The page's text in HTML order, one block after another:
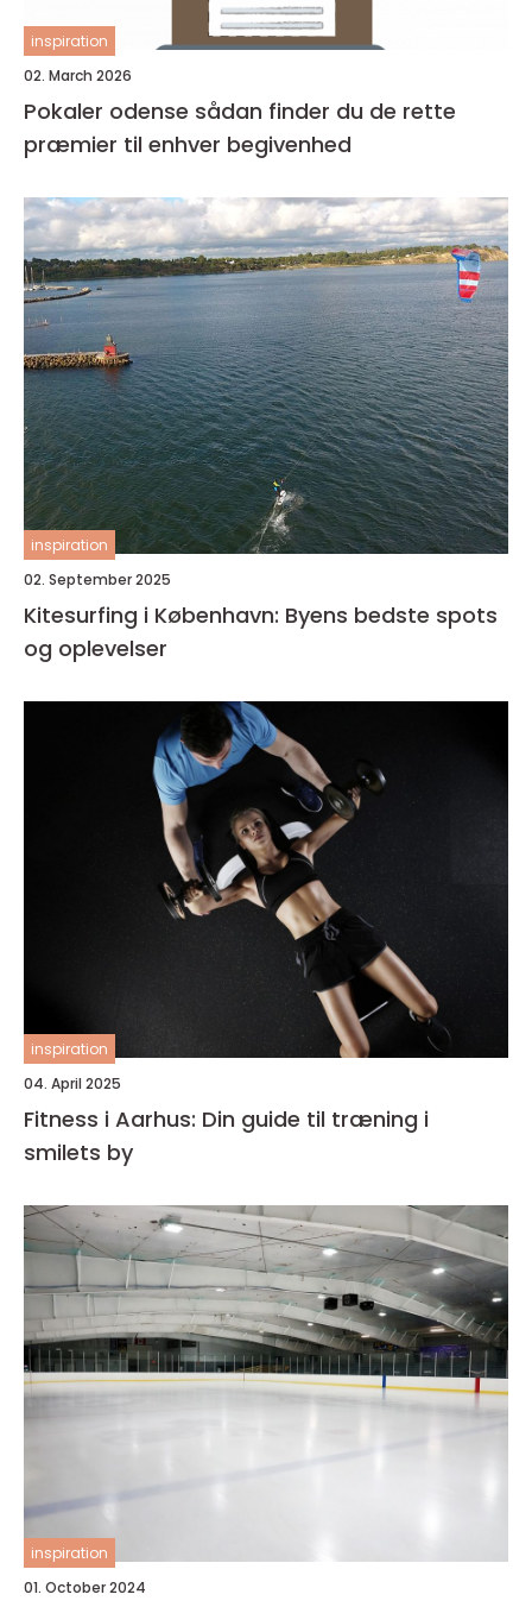
inspiration
02. March 2026
Pokaler odense sådan finder du de rette
præmier til enhver begivenhed
inspiration
02. September 2025
Kitesurfing i København: Byens bedste spots
og oplevelser
inspiration
04. April 2025
Fitness i Aarhus: Din guide til træning i
smilets by
inspiration
01. October 2024